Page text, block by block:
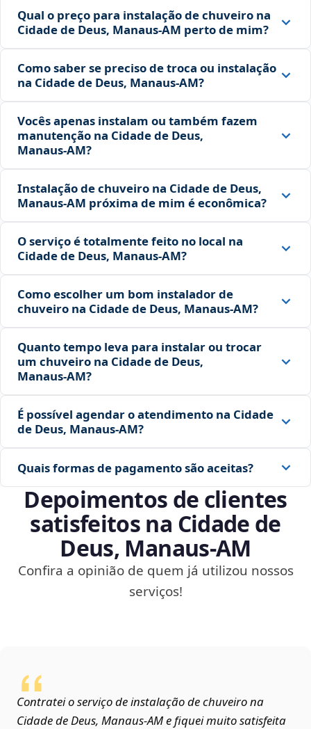
Qual o preço para instalação de chuveiro na
Cidade de Deus, Manaus‑AM perto de mim?
Como saber se preciso de troca ou instalação
na Cidade de Deus, Manaus‑AM?
Vocês apenas instalam ou também fazem
manutenção na Cidade de Deus,
Manaus‑AM?
Instalação de chuveiro na Cidade de Deus,
Manaus‑AM próxima de mim é econômica?
O serviço é totalmente feito no local na
Cidade de Deus, Manaus‑AM?
Como escolher um bom instalador de
chuveiro na Cidade de Deus, Manaus‑AM?
Quanto tempo leva para instalar ou trocar
um chuveiro na Cidade de Deus,
Manaus‑AM?
É possível agendar o atendimento na Cidade
de Deus, Manaus‑AM?
Quais formas de pagamento são aceitas?
Depoimentos de clientes
satisfeitos na Cidade de
Deus, Manaus‑AM
Confira a opinião de quem já utilizou nossos
serviços!
Contratei o serviço de instalação de chuveiro na
Cidade de Deus, Manaus‑AM e fiquei muito satisfeita